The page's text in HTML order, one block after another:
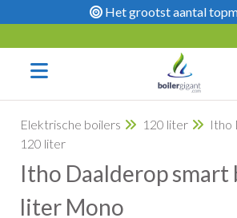
Het grootst aantal
Elektrische boilers 120 liter
Itho
120 liter
Itho Daalderop
liter Mono